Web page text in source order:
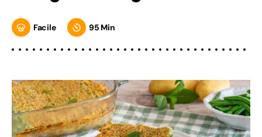
Facile 95 Min